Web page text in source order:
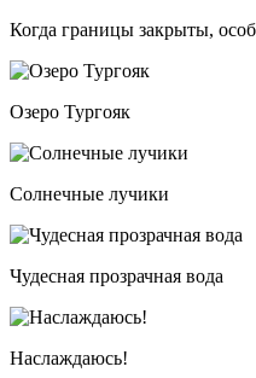
Когда границы закрыты,
Озеро Тургояк
Солнечные лучики
Чудесная прозрачная вода
Наслаждаюсь!